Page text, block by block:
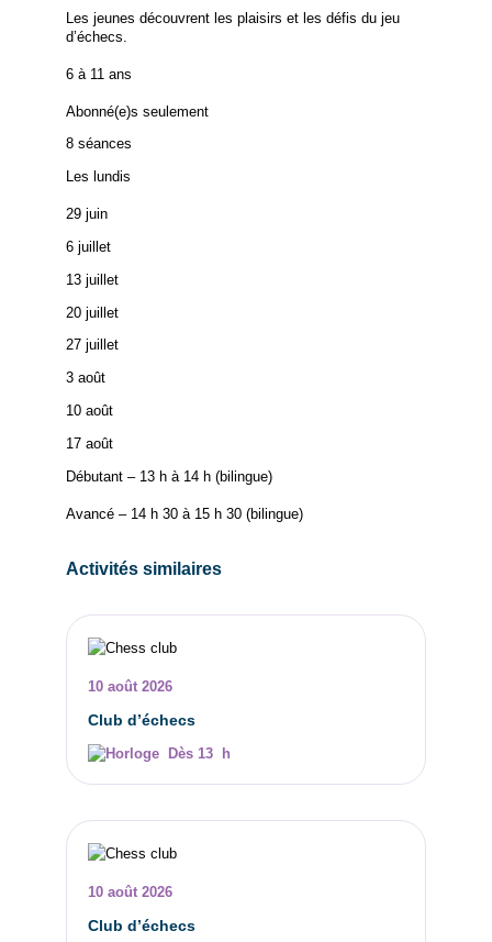
Les jeunes découvrent les plaisirs et les défis du jeu
d’échecs.
6 à 11 ans
Abonné(e)s seulement
8 séances
Les lundis
29 juin
6 juillet
13 juillet
20 juillet
27 juillet
3 août
10 août
17 août
Débutant – 13 h à 14 h (bilingue)
Avancé – 14 h 30 à 15 h 30 (bilingue)
Activités similaires
10 août 2026
Club d’échecs
Dès 13 h
10 août 2026
Club d’échecs